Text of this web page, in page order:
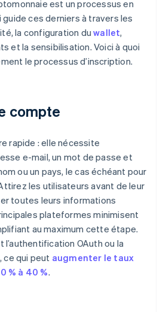
est un processus en
ces derniers à travers les
la configuration duwallet,
et la sensibilisation. Voici à quoi
le processus d’inscription.
compte
rapide : elle nécessite
e-mail, un mot de passe et
ou un pays, le cas échéant pour
les utilisateurs avant de leur
toutes leurs informations
plateformes minimisent
au maximum cette étape.
OAuth ou la
ce qui peut augmenter le taux
% à 40 %.